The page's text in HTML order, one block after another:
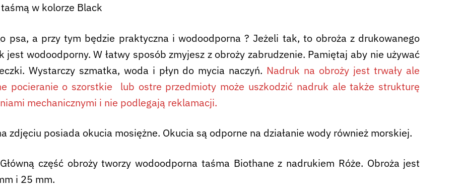
w kolorze Black
psa, a przy tym będzie praktyczna i wodoodporna ? Jeżeli tak, to obroża z drukowanego
jest wodoodporny. W łatwy sposób zmyjesz z obroży zabrudzenie. Pamiętaj aby nie używać
Wystarczy szmatka, woda i płyn do mycia naczyń. Nadruk na obroży jest trwały ale
pocieranie o szorstkie lub ostre przedmioty może uszkodzić nadruk ale także strukturę
mechanicznymi i nie podlegają reklamacji.
zdjęciu posiada okucia mosiężne. Okucia są odporne na działanie wody również morskiej.
część obroży tworzy wodoodporna taśma Biothane z nadrukiem Róże. Obroża jest
i 25 mm.